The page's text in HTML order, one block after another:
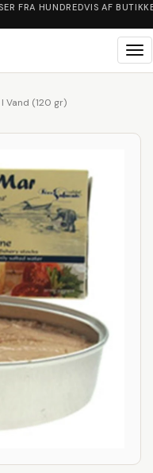
FRA HUNDREDVIS AF
Vand (120 gr)